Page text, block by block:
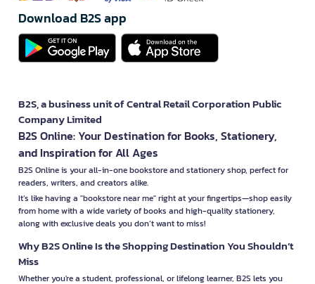
Download B2S app
B2S, a business unit of Central Retail Corporation Public
Company Limited
B2S Online: Your Destination for Books, Stationery,
and Inspiration for All Ages
B2S Online is your all-in-one bookstore and stationery shop, perfect for
readers, writers, and creators alike.
It’s like having a "bookstore near me" right at your fingertips—shop easily
from home with a wide variety of books and high-quality stationery,
along with exclusive deals you don’t want to miss!
Why B2S Online Is the Shopping Destination You Shouldn’t
Miss
Whether you're a student, professional, or lifelong learner, B2S lets you